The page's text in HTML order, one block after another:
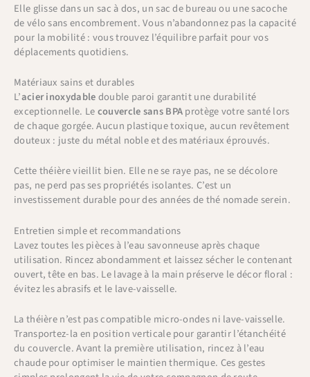
Elle glisse dans un sac à dos, un sac de bureau ou une sacoche
de vélo sans encombrement. Vous n’abandonnez pas la capacité
pour la mobilité : vous trouvez l’équilibre parfait pour vos
déplacements quotidiens.
Matériaux sains et durables
L’acier inoxydabledouble paroi garantit une durabilité
exceptionnelle. Lecouvercle sans BPAprotège votre santé lors
de chaque gorgée. Aucun plastique toxique, aucun revêtement
douteux : juste du métal noble et des matériaux éprouvés.
Cette théière vieillit bien. Elle ne se raye pas, ne se décolore
pas, ne perd pas ses propriétés isolantes. C’est un
investissement durable pour des années de thé nomade serein.
Entretien simple et recommandations
Lavez toutes les pièces à l’eau savonneuse après chaque
utilisation. Rincez abondamment et laissez sécher le contenant
ouvert, tête en bas. Le lavage à la main préserve le décor floral :
évitez les abrasifs et le lave-vaisselle.
La théière n’est pas compatible micro-ondes ni lave-vaisselle.
Transportez-la en position verticale pour garantir l’étanchéité
du couvercle. Avant la première utilisation, rincez à l’eau
chaude pour optimiser le maintien thermique. Ces gestes